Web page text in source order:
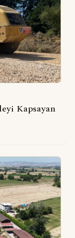
Kapsayan